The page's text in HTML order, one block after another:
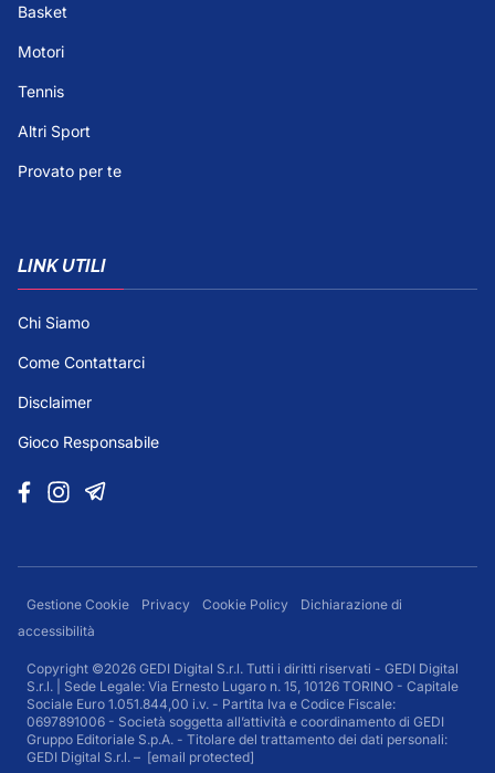
Basket
Motori
Tennis
Altri Sport
Provato per te
LINK UTILI
Chi Siamo
Come Contattarci
Disclaimer
Gioco Responsabile
Gestione Cookie Privacy Cookie Policy
Dichiarazione di
accessibilità
Copyright ©2026 GEDI Digital S.r.l. Tutti i diritti riservati - GEDI Digital
S.r.l. | Sede Legale: Via Ernesto Lugaro n. 15, 10126 TORINO - Capitale
Sociale Euro 1.051.844,00 i.v. - Partita Iva e Codice Fiscale:
0697891006 - Società soggetta all’attività e coordinamento di GEDI
Gruppo Editoriale S.p.A. - Titolare del trattamento dei dati personali:
GEDI Digital S.r.l. – [email protected]